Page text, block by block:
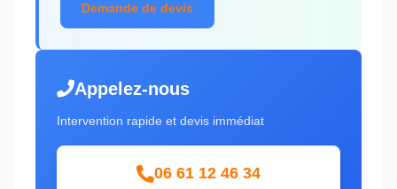
Demande de devis
Appelez-nous
Intervention rapide et devis immédiat
06 61 12 46 34